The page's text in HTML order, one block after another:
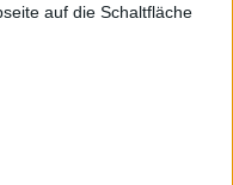
auf die Schaltfläche